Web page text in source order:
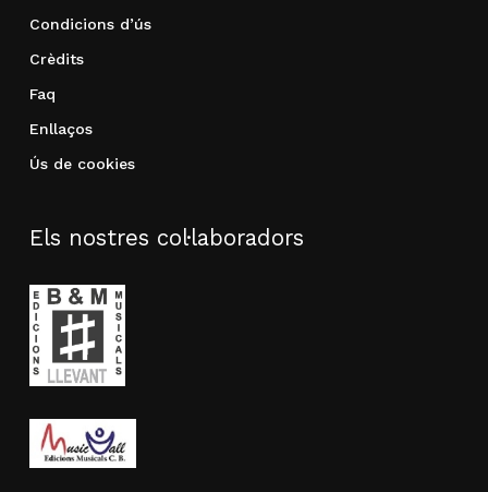
Condicions d’ús
Crèdits
Faq
Enllaços
Ús de cookies
Els nostres col·laboradors